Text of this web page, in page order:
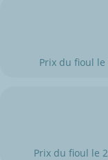
Prix du fioul
Prix du fioul le